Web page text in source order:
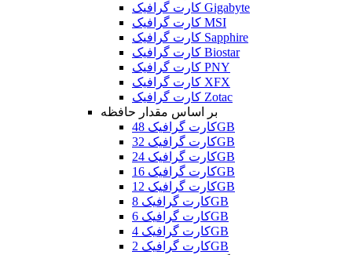
کارت گرافیک Gigabyte
کارت گرافیک MSI
کارت گرافیک Sapphire
کارت گرافیک Biostar
کارت گرافیک PNY
کارت گرافیک XFX
کارت گرافیک Zotac
بر اساس مقدار حافظه
کارت گرافیک 48GB
کارت گرافیک 32GB
کارت گرافیک 24GB
کارت گرافیک 16GB
کارت گرافیک 12GB
کارت گرافیک 8GB
کارت گرافیک 6GB
کارت گرافیک 4GB
کارت گرافیک 2GB